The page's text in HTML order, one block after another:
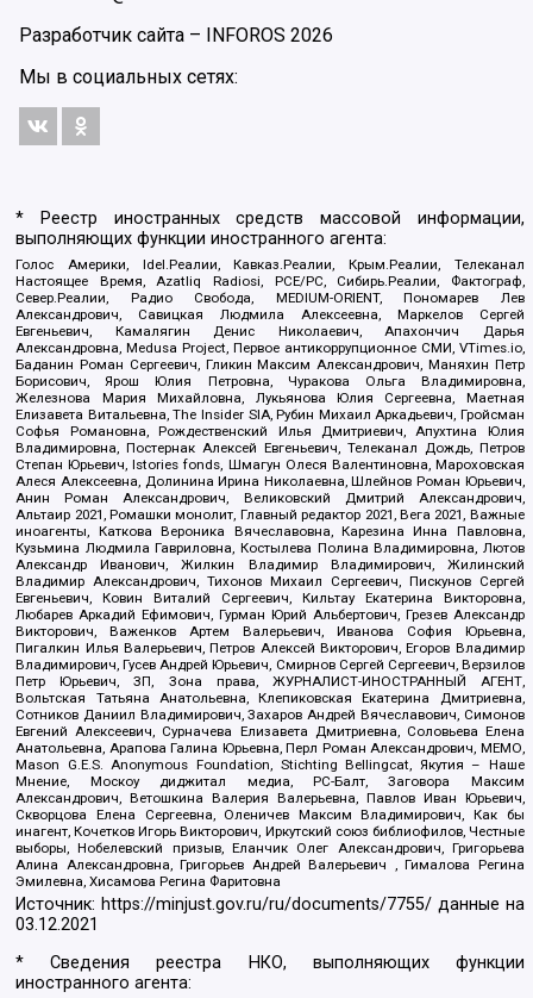
Разработчик сайта – INFOROS 2026
Мы в социальных сетях:
* Реестр иностранных средств массовой информации,
выполняющих функции иностранного агента:
Голос Америки, Idel.Реалии, Кавказ.Реалии, Крым.Реалии, Телеканал
Настоящее Время, Azatliq Radiosi, PCE/PC, Сибирь.Реалии, Фактограф,
Север.Реалии, Радио Свобода, MEDIUM-ORIENT, Пономарев Лев
Александрович, Савицкая Людмила Алексеевна, Маркелов Сергей
Евгеньевич, Камалягин Денис Николаевич, Апахончич Дарья
Александровна, Medusa Project, Первое антикоррупционное СМИ, VTimes.io,
Баданин Роман Сергеевич, Гликин Максим Александрович, Маняхин Петр
Борисович, Ярош Юлия Петровна, Чуракова Ольга Владимировна,
Железнова Мария Михайловна, Лукьянова Юлия Сергеевна, Маетная
Елизавета Витальевна, The Insider SIA, Рубин Михаил Аркадьевич, Гройсман
Софья Романовна, Рождественский Илья Дмитриевич, Апухтина Юлия
Владимировна, Постернак Алексей Евгеньевич, Телеканал Дождь, Петров
Степан Юрьевич, Istories fonds, Шмагун Олеся Валентиновна, Мароховская
Алеся Алексеевна, Долинина Ирина Николаевна, Шлейнов Роман Юрьевич,
Анин Роман Александрович, Великовский Дмитрий Александрович,
Альтаир 2021, Ромашки монолит, Главный редактор 2021, Вега 2021, Важные
иноагенты, Каткова Вероника Вячеславовна, Карезина Инна Павловна,
Кузьмина Людмила Гавриловна, Костылева Полина Владимировна, Лютов
Александр Иванович, Жилкин Владимир Владимирович, Жилинский
Владимир Александрович, Тихонов Михаил Сергеевич, Пискунов Сергей
Евгеньевич, Ковин Виталий Сергеевич, Кильтау Екатерина Викторовна,
Любарев Аркадий Ефимович, Гурман Юрий Альбертович, Грезев Александр
Викторович, Важенков Артем Валерьевич, Иванова София Юрьевна,
Пигалкин Илья Валерьевич, Петров Алексей Викторович, Егоров Владимир
Владимирович, Гусев Андрей Юрьевич, Смирнов Сергей Сергеевич, Верзилов
Петр Юрьевич, ЗП, Зона права, ЖУРНАЛИСТ-ИНОСТРАННЫЙ АГЕНТ,
Вольтская Татьяна Анатольевна, Клепиковская Екатерина Дмитриевна,
Сотников Даниил Владимирович, Захаров Андрей Вячеславович, Симонов
Евгений Алексеевич, Сурначева Елизавета Дмитриевна, Соловьева Елена
Анатольевна, Арапова Галина Юрьевна, Перл Роман Александрович, МЕМО,
Mason G.E.S. Anonymous Foundation, Stichting Bellingcat, Якутия – Наше
Мнение, Москоу диджитал медиа, РС-Балт, Заговора Максим
Александрович, Ветошкина Валерия Валерьевна, Павлов Иван Юрьевич,
Скворцова Елена Сергеевна, Оленичев Максим Владимирович, Как бы
инагент, Кочетков Игорь Викторович, Иркутский союз библиофилов, Честные
выборы, Нобелевский призыв, Еланчик Олег Александрович, Григорьева
Алина Александровна, Григорьев Андрей Валерьевич , Гималова Регина
Эмилевна, Хисамова Регина Фаритовна
Источник: https://minjust.gov.ru/ru/documents/7755/ данные на
03.12.2021
* Сведения реестра НКО, выполняющих функции
иностранного агента: